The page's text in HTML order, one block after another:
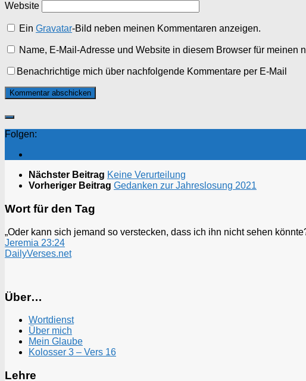
Website
EinGravatar-Bild neben meinen Kommentaren anzeigen.
Name, E-Mail-Adresse und Website in diesem Browser für meinen
Benachrichtige mich über nachfolgende Kommentare per E-Mail
Folgen:
Nächster Beitrag Keine Verurteilung
Vorheriger Beitrag Gedanken zur Jahreslosung 2021
Wort für den Tag
„Oder kann sich jemand so verstecken, dass ich ihn nicht sehen
Jeremia 23:24
DailyVerses.net
Über…
Wortdienst
Über mich
Mein Glaube
Kolosser 3 – Vers 16
Lehre